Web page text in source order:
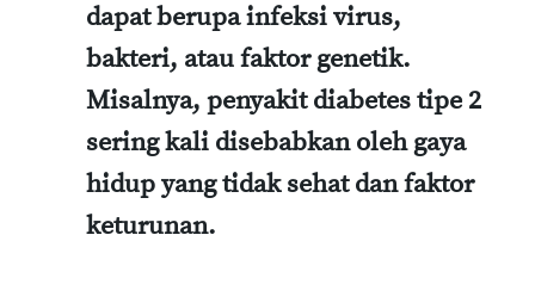
dapat berupa infeksi virus,
bakteri, atau faktor genetik.
Misalnya, penyakit diabetes tipe 2
sering kali disebabkan oleh gaya
hidup yang tidak sehat dan faktor
keturunan.